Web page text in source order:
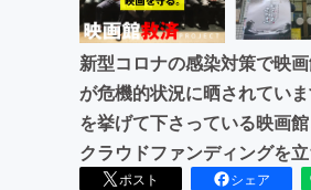
新型コロナの感染対策で映
が危機的状況に晒されてい
を挙げて下さっている映画
クラウドファンディングを立
ポスト シェア